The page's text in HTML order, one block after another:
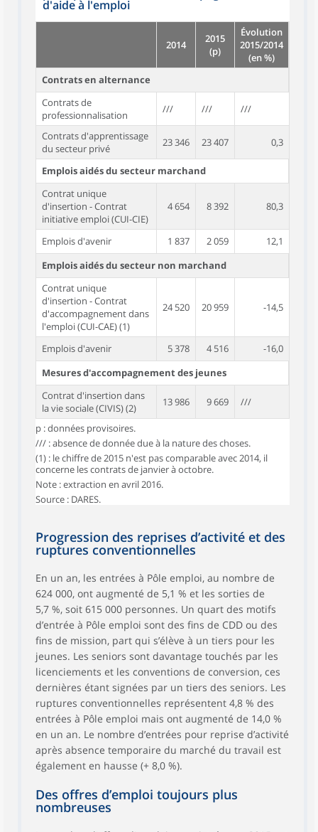
d'aide à l'emploi
2014
2015
(p)
Évolution
2015/2014
(en %)
Contrats en alternance
Contrats de
professionnalisation
/// /// ///
Contrats d'apprentissage
du secteur privé
23 346 23 407 0,3
Emplois aidés du secteur marchand
Contrat unique
d'insertion - Contrat
initiative emploi (CUI-CIE)
4 654 8 392 80,3
Emplois d'avenir 1 837 2 059
12,1
Emplois aidés du secteur non marchand
Contrat unique
d'insertion - Contrat
d'accompagnement dans
l'emploi (CUI-CAE) (1)
24 520 20 959 -14,5
Emplois d'avenir 5 378 4 516
-16,0
Mesures d'accompagnement des jeunes
Contrat d'insertion dans
la vie sociale (CIVIS) (2)
13 986 9 669 ///
p : données provisoires.
/// : absence de donnée due à la nature des choses.
(1) : le chiffre de 2015 n'est pas comparable avec 2014, il
concerne les contrats de janvier à octobre.
Note : extraction en avril 2016.
Source : DARES.
Progression des reprises d’activité et des
ruptures conventionnelles
En un an, les entrées à Pôle emploi, au nombre de
624 000, ont augmenté de 5,1 % et les sorties de
5,7 %, soit 615 000 personnes. Un quart des motifs
d’entrée à Pôle emploi sont des fins de CDD ou des
fins de mission, part qui s’élève à un tiers pour les
jeunes. Les seniors sont davantage touchés par les
licenciements et les conventions de conversion, ces
dernières étant signées par un tiers des seniors. Les
ruptures conventionnelles représentent 4,8 % des
entrées à Pôle emploi mais ont augmenté de 14,0 %
en un an. Le nombre d’entrées pour reprise d’activité
après absence temporaire du marché du travail est
également en hausse (+ 8,0 %).
Des offres d’emploi toujours plus
nombreuses